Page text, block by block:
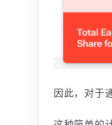
因此，对于